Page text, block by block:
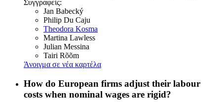
Συγγραφείς:
Jan Babecký
Philip Du Caju
Theodora Kosma
Martina Lawless
Julian Messina
Tairi Rõõm
Άνοιγμα σε νέα καρτέλα
How do European firms adjust their labour
costs when nominal wages are rigid?